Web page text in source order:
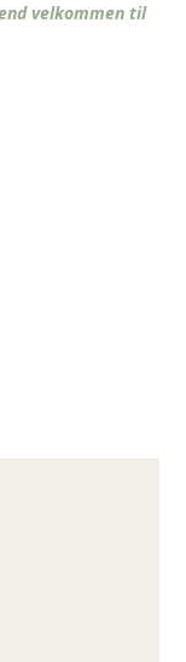
velkommen til